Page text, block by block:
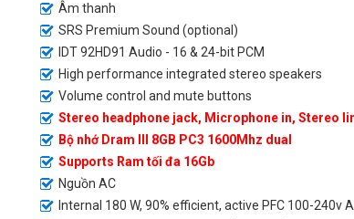
Âm thanh
SRS Premium Sound (optional)
IDT 92HD91 Audio - 16 & 24-bit PCM
High performance integrated stereo speakers
Volume control and mute buttons
Stereo headphone jack, Microphone in, Stereo
Bộ nhớ Dram III 8GB PC3 1600Mhz dual
Supports Ram tối đa 16Gb
Nguồn AC
Internal 180 W, 90% efficient, active PFC 100-240v